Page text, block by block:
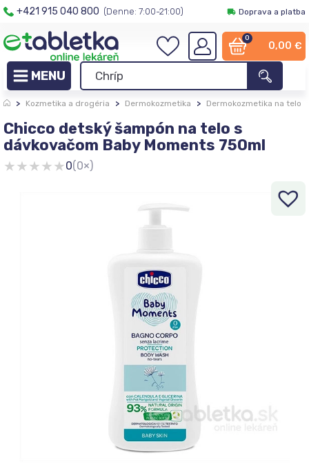
+421 915 040 800 (Denne: 7:00-21:00) Doprava a platba
0
0,00 €
> Kozmetika a drogéria > Dermokozmetika > Dermokozmetika na telo
Chicco detský šampón na telo s
dávkovačom Baby Moments 750ml
★★★★★0(0×)